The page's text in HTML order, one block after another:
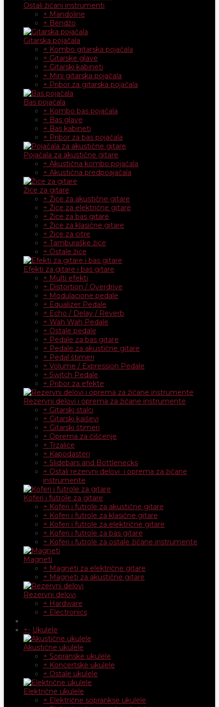
Ostali žičani instrumenti
+ Mandoline
+ Bendžo
Gitarska pojačala
+ Kombo gitarska pojačala
+ Gitarske glave
+ Gitarski kabineti
+ Mini gitarska pojačala
+ Pribor za gitarska pojačala
Bas pojačala
+ Kombo bas pojačala
+ Bas glave
+ Bas kabineti
+ Pribor za bas pojačala
Pojačala za akustične gitare
+ Akustična kombo pojačala
+ Akustična predpoajačala
Žice za gitare
+ Žice za akustične gitare
+ Žice za električne gitare
+ Žice za bas gitare
+ Žice za klasične gitare
+ Žice za citre
+ Tamburaške žice
+ Ostale žice
Efekti za gitare i bas gitare
+ Multi efekti
+ Distortion / Overdrive
+ Modulacione pedale
+ Equalizer Pedale
+ Echo / Delay / Reverb
+ Wah Wah Pedale
+ Ostale pedale
+ Pedale za bas gitare
+ Pedale za akustične gitare
+ Pedal štimeri
+ Volume / Expression Pedale
+ Switch Pedale
+ Pribor za efekte
Rezervni delovi i oprema za žičane instrumente
+ Gitarski stalci
+ Gitarski kaiševi
+ Gitarski štimeri
+ Oprema za čišćenje
+ Trzalice
+ Kapodasteri
+ Slidebars and Bottlenecks
+ Ostali rezervni delovi i oprema za žičane
instrumente
Koferi i futrole za gitare
+ Koferi i futrole za akustične gitare
+ Koferi i futrole za klasične gitare
+ Koferi i futrole za električne gitare
+ Koferi i futrole za bas gitare
+ Koferi i futrole za ostale žičane instrumente
Magneti
+ Magneti za električne gitare
+ Magneti za akustične gitare
Rezervni delovi
+ Hardware
+ Electronics
+- Ukulele
Akustične ukulele
+ Sopranske ukulele
+ Koncertske ukulele
+ Ostale ukulele
Električne ukulele
+ Električne soprankse ukulele